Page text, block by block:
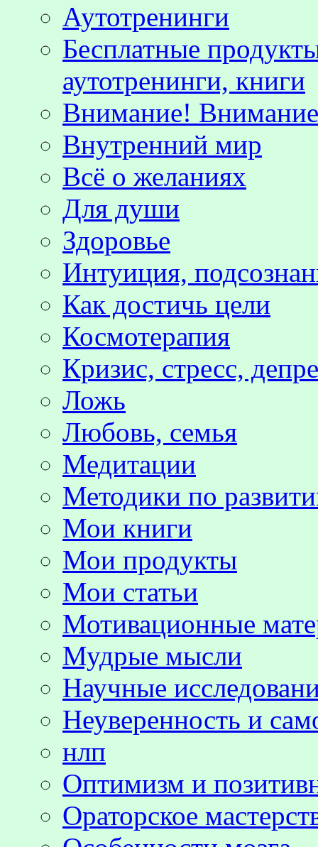
Аутотренинги
Бесплатные
аутотренинги, книги
Внимание!
Внутренний мир
Всё о желаниях
Для души
Здоровье
Интуиция,
Как достичь цели
Космотерапия
Кризис, стресс,
Ложь
Любовь, семья
Медитации
Методики по
Мои книги
Мои продукты
Мои статьи
Мотивационные
Мудрые мысли
Научные
Неуверенность и
нлп
Оптимизм и
Ораторское